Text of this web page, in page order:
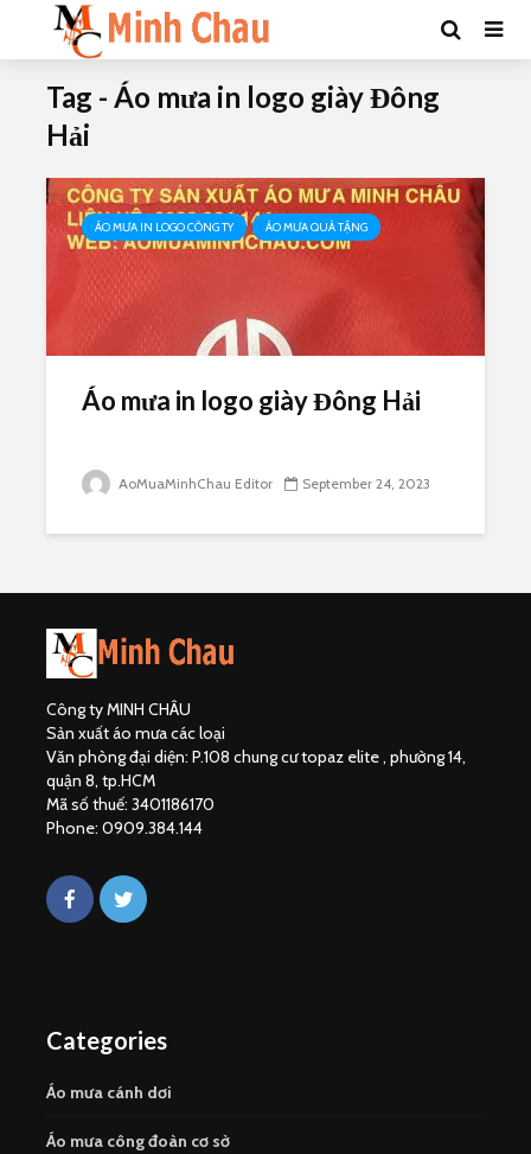
Tag - Áo mưa in logo giày Đông
Hải
ÁO MƯA IN LOGO CÔNG TY ÁO MƯA QUÀ TẶNG
Áo mưa in logo giày Đông Hải
AoMuaMinhChau Editor September 24, 2023
Công ty MINH CHÂU
Sản xuất áo mưa các loại
Văn phòng đại diện: P.108 chung cư topaz elite , phường 14,
quận 8, tp.HCM
Mã số thuế: 3401186170
Phone: 0909.384.144
Categories
Áo mưa cánh dơi
Áo mưa công đoàn cơ sở